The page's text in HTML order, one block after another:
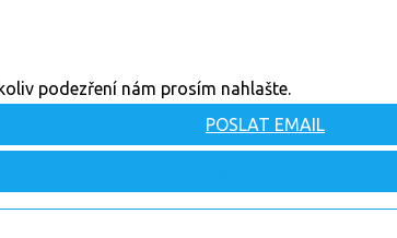
podezření nám prosím nahlašte.
POSLAT EMAIL